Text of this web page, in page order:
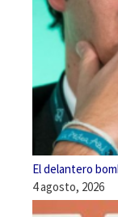
El delantero
4 agosto, 2026